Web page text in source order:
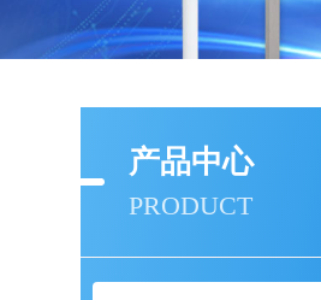
产品中心
PRODUCT